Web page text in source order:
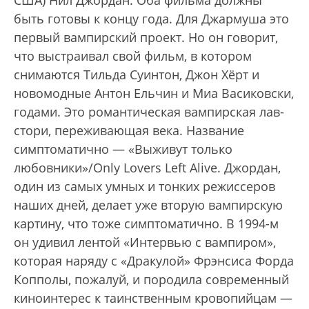
быть готовы к концу года. Для Джармуша это
первый вампирский проект. Но он говорит,
что выстраивал свой фильм, в котором
снимаются Тильда Суинтон, Джон Хёрт и
новомодные Антон Ельчин и Миа Васиковски,
годами. Это романтическая вампирская лав-
стори, переживающая века. Название
симптоматично — «Выживут только
любовники»/Only Lovers Left Alive. Джордан,
один из самых умных и тонких режиссеров
наших дней, делает уже вторую вампирскую
картину, что тоже симптоматично. В 1994-м
он удивил лентой «Интервью с вампиром»,
которая наряду с «Дракулой» Фрэнсиса Форда
Копполы, пожалуй, и породила современный
киноинтерес к таинственным кровопийцам —